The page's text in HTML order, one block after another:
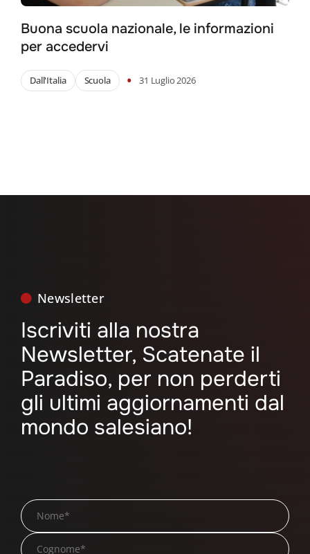
Buona scuola nazionale, le informazioni
per accedervi
Dall'Italia Scuola • 31 Luglio 2026
Newsletter
Iscriviti alla nostra
Newsletter, Scatenate il
Paradiso, per non perderti
gli ultimi aggiornamenti dal
mondo salesiano!